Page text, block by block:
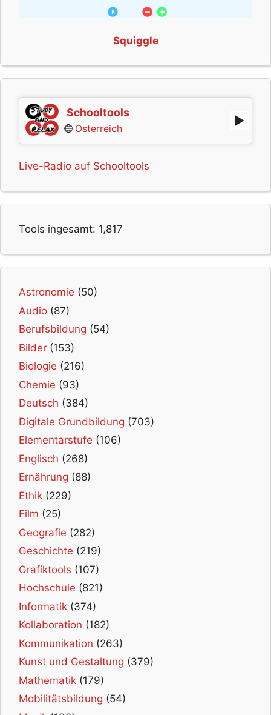
Squiggle
Schooltools
Österreich
Live-Radio auf Schooltools
Tools ingesamt: 1,817
Astronomie (50)
Audio (87)
Berufsbildung (54)
Bilder (153)
Biologie (216)
Chemie (93)
Deutsch (384)
Digitale Grundbildung (703)
Elementarstufe (106)
Englisch (268)
Ernährung (88)
Ethik (229)
Film (25)
Geografie (282)
Geschichte (219)
Grafiktools (107)
Hochschule (821)
Informatik (374)
Kollaboration (182)
Kommunikation (263)
Kunst und Gestaltung (379)
Mathematik (179)
Mobilitätsbildung (54)